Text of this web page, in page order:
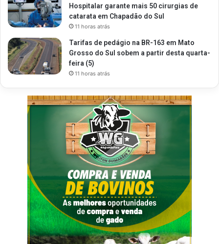
Hospitalar garante mais 50 cirurgias de
catarata em Chapadão do Sul
11 horas atrás
Tarifas de pedágio na BR-163 em Mato
Grosso do Sul sobem a partir desta quarta-
feira (5)
11 horas atrás